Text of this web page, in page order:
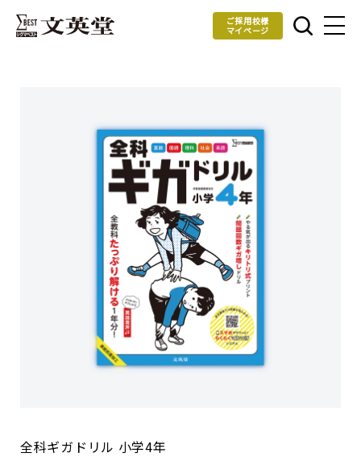
ご採用校様
マイページ
全科ギガドリル 小学4年